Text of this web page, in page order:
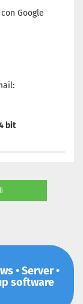
Google
bit
• Server •
software